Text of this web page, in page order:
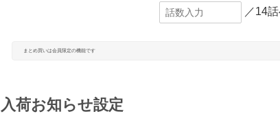
／14
まとめ買いは会員限定の機能です
入荷お知らせ設定